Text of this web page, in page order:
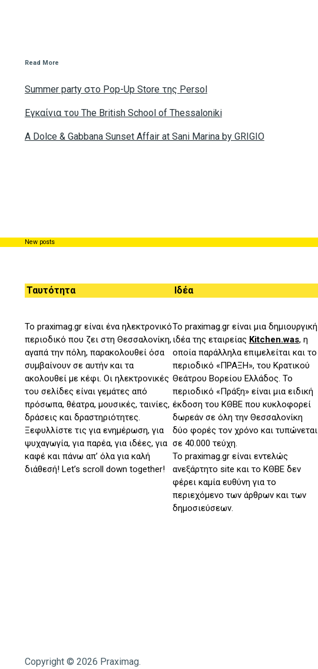
Read More
Summer party στο Pop-Up Store της Persol
Eγκαίνια του The British School of Thessaloniki
A Dolce & Gabbana Sunset Affair at Sani Marina by GRIGIO
New posts
Ταυτότητα
Το praximag.gr είναι ένα ηλεκτρονικό
περιοδικό που ζει στη Θεσσαλονίκη,
αγαπά την πόλη, παρακολουθεί όσα
συμβαίνουν σε αυτήν και τα
ακολουθεί με κέφι. Οι ηλεκτρονικές
του σελίδες είναι γεμάτες από
πρόσωπα, θέατρα, μουσικές, ταινίες,
δράσεις και δραστηριότητες.
Ξεφυλλίστε τις για ενημέρωση, για
ψυχαγωγία, για παρέα, για ιδέες, για
καφέ και πάνω απ’ όλα για καλή
διάθεσή! Let’s scroll down together!
Ιδέα
Το praximag.gr είναι μια δημιουργική
ιδέα της εταιρείας Kitchen.was, η
οποία παράλληλα επιμελείται και το
περιοδικό «ΠΡΑΞΗ», του Kρατικού
Θεάτρου Βορείου Ελλάδος. Το
περιοδικό «Πράξη» είναι μια ειδική
έκδοση του ΚΘΒΕ που κυκλοφορεί
δωρεάν σε όλη την Θεσσαλονίκη
δύο φορές τον χρόνο και τυπώνεται
σε 40.000 τεύχη.
Το praximag.gr είναι εντελώς
ανεξάρτητο site και το ΚΘΒΕ δεν
φέρει καμία ευθύνη για το
περιεχόμενο των άρθρων και των
δημοσιεύσεων.
Copyright © 2026 Praximag.